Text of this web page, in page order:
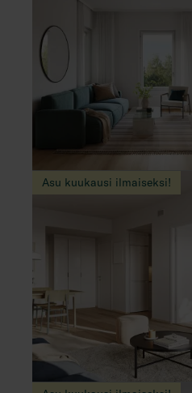
Asu kuukausi ilmaiseksi!